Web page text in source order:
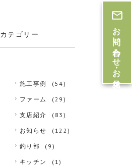
カテゴリー
施工事例 (54)
ファーム (29)
支店紹介 (83)
お知らせ (122)
釣り部 (9)
キッチン (1)
お問い合わせ・お見積